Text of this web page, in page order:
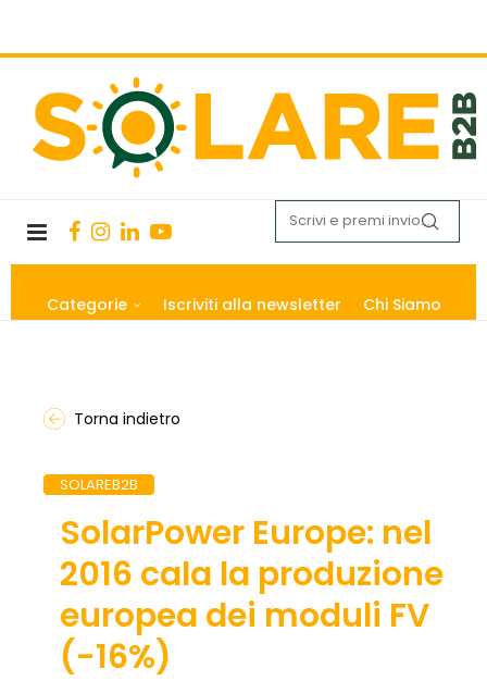
Categorie Iscriviti alla newsletter Chi Siamo
Torna indietro
SOLAREB2B
SolarPower Europe: nel
2016 cala la produzione
europea dei moduli FV
(-16%)